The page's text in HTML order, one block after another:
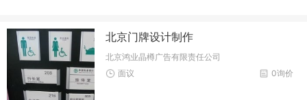
北京门牌设计制作
北京鸿业晶樽广告有限责任公司
0询价
面议